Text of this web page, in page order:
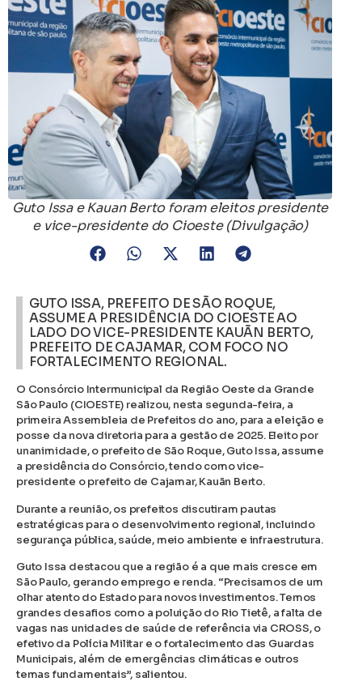
Guto Issa e Kauan Berto foram eleitos presidente
e vice-presidente do Cioeste (Divulgação)
GUTO ISSA, PREFEITO DE SÃO ROQUE,
ASSUME A PRESIDÊNCIA DO CIOESTE AO
LADO DO VICE-PRESIDENTE KAUÃN BERTO,
PREFEITO DE CAJAMAR, COM FOCO NO
FORTALECIMENTO REGIONAL.
O Consórcio Intermunicipal da Região Oeste da Grande
São Paulo (CIOESTE) realizou, nesta segunda-feira, a
primeira Assembleia de Prefeitos do ano, para a eleição e
posse da nova diretoria para a gestão de 2025. Eleito por
unanimidade, o prefeito de São Roque, Guto Issa, assume
a presidência do Consórcio, tendo como vice-
presidente o prefeito de Cajamar, Kauãn Berto.
Durante a reunião, os prefeitos discutiram pautas
estratégicas para o desenvolvimento regional, incluindo
segurança pública, saúde, meio ambiente e infraestrutura.
Guto Issa destacou que a região é a que mais cresce em
São Paulo, gerando emprego e renda. “Precisamos de um
olhar atento do Estado para novos investimentos. Temos
grandes desafios como a poluição do Rio Tietê, a falta de
vagas nas unidades de saúde de referência via CROSS, o
efetivo da Polícia Militar e o fortalecimento das Guardas
Municipais, além de emergências climáticas e outros
temas fundamentais”, salientou.